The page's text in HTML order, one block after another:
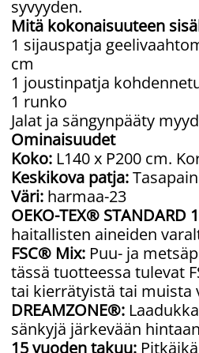
syvyyden.
Mitä kokonaisuuteen
1 sijauspatja
cm
1 joustinpatja
1 runko
Jalat ja sängynpääty
Ominaisuudet
Koko: L140 x P200 cm.
Keskikova patja:
Väri: harmaa-23
OEKO-TEX® STANDARD
haitallisten aineiden
FSC® Mix: Puu- ja
tässä tuotteessa tulevat
tai kierrätyistä tai muista
DREAMZONE®:
sänkyjä järkevään
15 vuoden takuu: